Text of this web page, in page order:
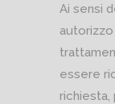
Ai sensi
essere
richiesta,